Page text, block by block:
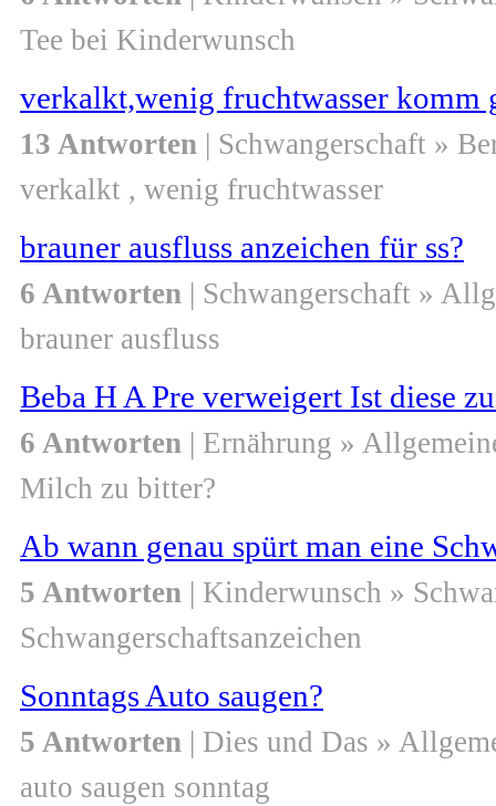
Tee bei Kinderwunsch
verkalkt,wenig fruchtwasser komm
13 Antworten | Schwangerschaft »
verkalkt , wenig fruchtwasser
brauner ausfluss anzeichen für ss?
6 Antworten | Schwangerschaft »
brauner ausfluss
Beba H A Pre verweigert Ist diese
6 Antworten | Ernährung »
Milch zu bitter?
Ab wann genau spürt man eine
5 Antworten | Kinderwunsch »
Schwangerschaftsanzeichen
Sonntags Auto saugen?
5 Antworten | Dies und Das »
auto saugen sonntag